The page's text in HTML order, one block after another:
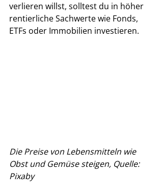
verlieren willst, solltest du in höher
rentierliche Sachwerte wie Fonds,
ETFs oder Immobilien investieren.
Die Preise von Lebensmitteln wie
Obst und Gemüse steigen, Quelle:
Pixaby